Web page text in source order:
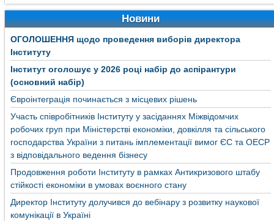
Новини
ОГОЛОШЕННЯ щодо проведення виборів директора
Інституту
Інститут оголошує у 2026 році набір до аспірантури
(основний набір)
Євроінтеграція починається з місцевих рішень
Участь співробітників Інституту у засіданнях Міжвідомчих
робочих груп при Міністерстві економіки, довкілля та сільського
господарства України з питань імплементації вимог ЄС та ОЕСР
з відповідального ведення бізнесу
Продовження роботи Інституту в рамках Антикризового штабу
стійкості економіки в умовах воєнного стану
Директор Інституту долучився до вебінару з розвитку наукової
комунікації в Україні